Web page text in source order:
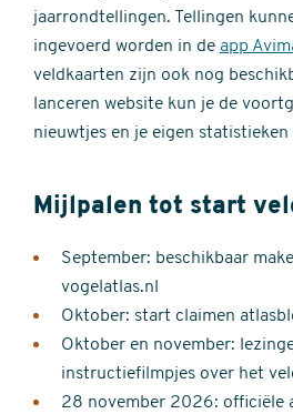
jaarrondtellingen. Tellingen
ingevoerd worden in de app
veldkaarten zijn ook nog
lanceren website kun je de
nieuwtjes en je eigen statistieken
Mijlpalen tot start
September: beschikbaar
vogelatlas.nl
Oktober: start claimen
Oktober en november:
instructiefilmpjes over het
28 november 2026: officiële